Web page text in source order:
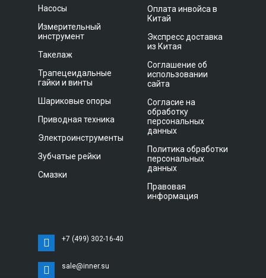
Насосы
Измерительный
инструмент
Такелаж
Трапецеидальные
гайки и винты
Шариковые опоры
Приводная техника
Электроинструменты
Зубчатые рейки
Смазки
Оплата инвойса в
Китай
Экспресс доставка
из Китая
Соглашение об
использовании
сайта
Согласие на
обработку
персональных
данных
Политика обработки
персональных
данных
Правовая
информация
+7 (499) 302-16-40
sale@inner.su